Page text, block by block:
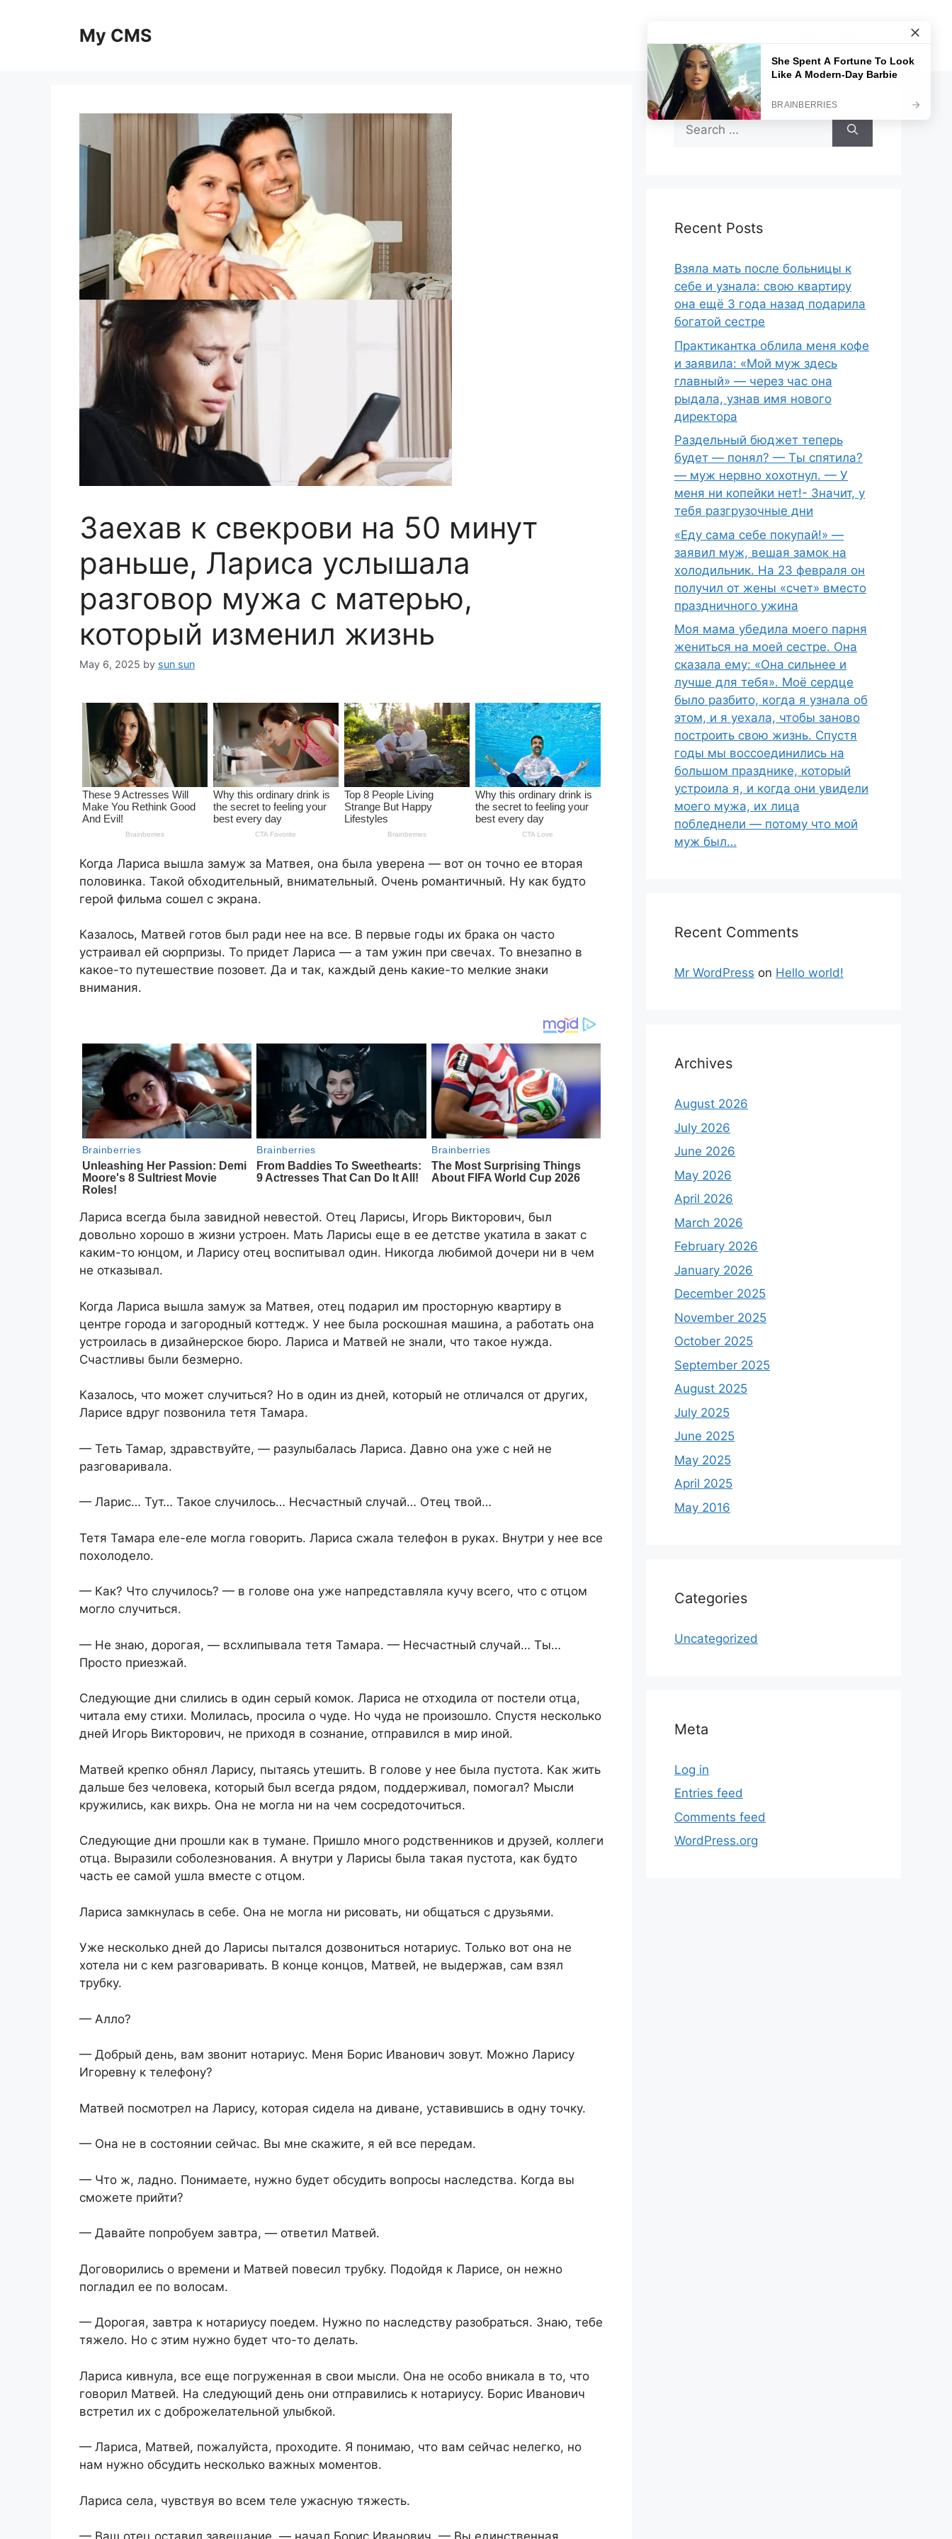
My CMS
Заехав к свекрови на 50 минут
раньше, Лариса услышала
разговор мужа с матерью,
который изменил жизнь
May 6, 2025 by sun sun
Когда Лариса вышла замуж за Матвея, она была уверена — вот он точно ее вторая
половинка. Такой обходительный, внимательный. Очень романтичный. Ну как будто
герой фильма сошел с экрана.
Казалось, Матвей готов был ради нее на все. В первые годы их брака он часто
устраивал ей сюрпризы. То придет Лариса — а там ужин при свечах. То внезапно в
какое-то путешествие позовет. Да и так, каждый день какие-то мелкие знаки
внимания.
Лариса всегда была завидной невестой. Отец Ларисы, Игорь Викторович, был
довольно хорошо в жизни устроен. Мать Ларисы еще в ее детстве укатила в закат с
каким-то юнцом, и Ларису отец воспитывал один. Никогда любимой дочери ни в чем
не отказывал.
Когда Лариса вышла замуж за Матвея, отец подарил им просторную квартиру в
центре города и загородный коттедж. У нее была роскошная машина, а работать она
устроилась в дизайнерское бюро. Лариса и Матвей не знали, что такое нужда.
Счастливы были безмерно.
Казалось, что может случиться? Но в один из дней, который не отличался от других,
Ларисе вдруг позвонила тетя Тамара.
— Теть Тамар, здравствуйте, — разулыбалась Лариса. Давно она уже с ней не
разговаривала.
— Ларис… Тут… Такое случилось… Несчастный случай… Отец твой…
Тетя Тамара еле-еле могла говорить. Лариса сжала телефон в руках. Внутри у нее все
похолодело.
— Как? Что случилось? — в голове она уже напредставляла кучу всего, что с отцом
могло случиться.
— Не знаю, дорогая, — всхлипывала тетя Тамара. — Несчастный случай… Ты…
Просто приезжай.
Следующие дни слились в один серый комок. Лариса не отходила от постели отца,
читала ему стихи. Молилась, просила о чуде. Но чуда не произошло. Спустя несколько
дней Игорь Викторович, не приходя в сознание, отправился в мир иной.
Матвей крепко обнял Ларису, пытаясь утешить. В голове у нее была пустота. Как жить
дальше без человека, который был всегда рядом, поддерживал, помогал? Мысли
кружились, как вихрь. Она не могла ни на чем сосредоточиться.
Следующие дни прошли как в тумане. Пришло много родственников и друзей, коллеги
отца. Выразили соболезнования. А внутри у Ларисы была такая пустота, как будто
часть ее самой ушла вместе с отцом.
Лариса замкнулась в себе. Она не могла ни рисовать, ни общаться с друзьями.
Уже несколько дней до Ларисы пытался дозвониться нотариус. Только вот она не
хотела ни с кем разговаривать. В конце концов, Матвей, не выдержав, сам взял
трубку.
— Алло?
— Добрый день, вам звонит нотариус. Меня Борис Иванович зовут. Можно Ларису
Игоревну к телефону?
Матвей посмотрел на Ларису, которая сидела на диване, уставившись в одну точку.
— Она не в состоянии сейчас. Вы мне скажите, я ей все передам.
— Что ж, ладно. Понимаете, нужно будет обсудить вопросы наследства. Когда вы
сможете прийти?
— Давайте попробуем завтра, — ответил Матвей.
Договорились о времени и Матвей повесил трубку. Подойдя к Ларисе, он нежно
погладил ее по волосам.
— Дорогая, завтра к нотариусу поедем. Нужно по наследству разобраться. Знаю, тебе
тяжело. Но с этим нужно будет что-то делать.
Лариса кивнула, все еще погруженная в свои мысли. Она не особо вникала в то, что
говорил Матвей. На следующий день они отправились к нотариусу. Борис Иванович
встретил их с доброжелательной улыбкой.
— Лариса, Матвей, пожалуйста, проходите. Я понимаю, что вам сейчас нелегко, но
нам нужно обсудить несколько важных моментов.
Лариса села, чувствуя во всем теле ужасную тяжесть.
Search
for:
Recent Posts
Взяла мать после больницы к
себе и узнала: свою квартиру
она ещё 3 года назад подарила
богатой сестре
Практикантка облила меня кофе
и заявила: «Мой муж здесь
главный» — через час она
рыдала, узнав имя нового
директора
Раздельный бюджет теперь
будет — понял? — Ты спятила?
— муж нервно хохотнул. — У
меня ни копейки нет!- Значит, у
тебя разгрузочные дни
«Еду сама себе покупай!» —
заявил муж, вешая замок на
холодильник. На 23 февраля он
получил от жены «счет» вместо
праздничного ужина
Моя мама убедила моего парня
жениться на моей сестре. Она
сказала ему: «Она сильнее и
лучше для тебя». Моё сердце
было разбито, когда я узнала об
этом, и я уехала, чтобы заново
построить свою жизнь. Спустя
годы мы воссоединились на
большом празднике, который
устроила я, и когда они увидели
моего мужа, их лица
побледнели — потому что мой
муж был…
Recent Comments
Mr WordPress on Hello world!
Archives
August 2026
July 2026
June 2026
May 2026
April 2026
March 2026
February 2026
January 2026
December 2025
November 2025
October 2025
September 2025
August 2025
July 2025
June 2025
May 2025
April 2025
May 2016
Categories
Uncategorized
Meta
Log in
Entries feed
Comments feed
WordPress.org